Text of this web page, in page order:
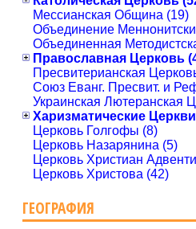
Мессианская Община (19)
Объединение
Объединенная
Православная Церковь
Пресвитерианская
Союз Еванг. Пресвит. и
Украинская Лютеранская
Харизматические
Церковь Голгофы (8)
Церковь Назарянина (5)
Церковь Христиан
Церковь Христова (42)
ГЕОГРАФИЯ